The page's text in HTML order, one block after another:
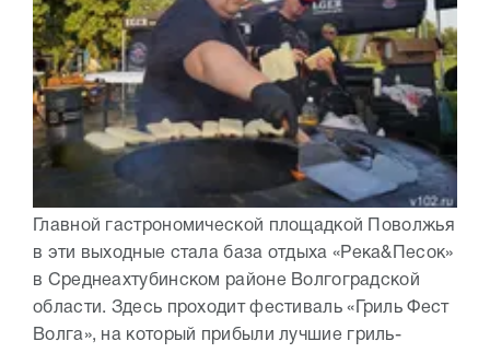
Главной гастрономической площадкой Поволжья
в эти выходные стала база отдыха «Река&Песок»
в Среднеахтубинском районе Волгоградской
области. Здесь проходит фестиваль «Гриль Фест
Волга», на который прибыли лучшие гриль-